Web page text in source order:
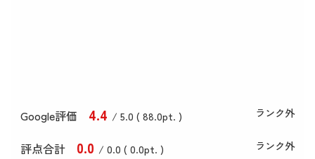
Google評価 4.4 / 5.0 ( 88.0pt. ) ランク外
評点合計 0.0 / 0.0 ( 0.0pt. ) ランク外